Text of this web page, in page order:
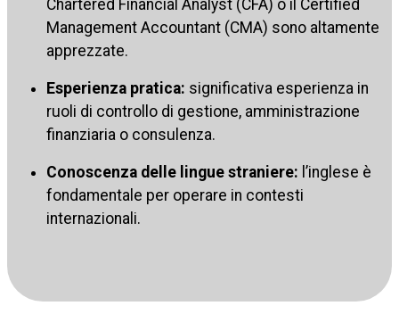
Chartered Financial Analyst (CFA) o il Certified
Management Accountant (CMA) sono altamente
apprezzate.
Esperienza pratica: significativa esperienza in
ruoli di controllo di gestione, amministrazione
finanziaria o consulenza.
Conoscenza delle lingue straniere: l’inglese è
fondamentale per operare in contesti
internazionali.